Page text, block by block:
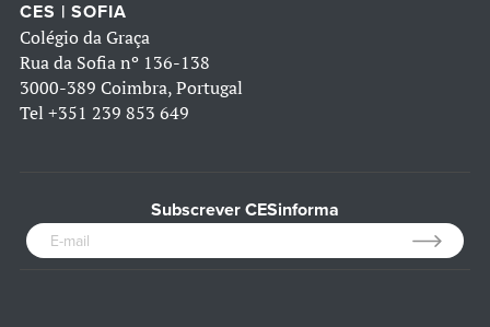
CES | SOFIA
Colégio da Graça
Rua da Sofia nº 136-138
3000-389 Coimbra, Portugal
Tel +351 239 853 649
Subscrever CESinforma